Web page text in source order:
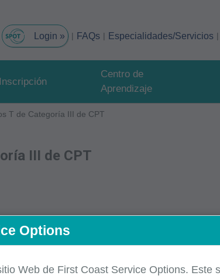
FAQs Especialidades/Servicios
Inscripción
Centro de
Aprendizaje
T de Categoría III de CPT
III de CPT
registros que respalden el código
a presentarse con la información
Options
Web de First Coast Service Options. Este